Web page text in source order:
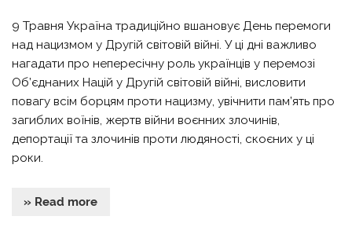
9 Травня Україна традиційно вшановує День перемоги
над нацизмом у Другій світовій війні. У ці дні важливо
нагадати про непересічну роль українців у перемозі
Об’єднаних Націй у Другій світовій війні, висловити
повагу всім борцям проти нацизму, увічнити пам’ять про
загиблих воїнів, жертв війни воєнних злочинів,
депортації та злочинів проти людяності, скоєних у ці
роки.
» Read more